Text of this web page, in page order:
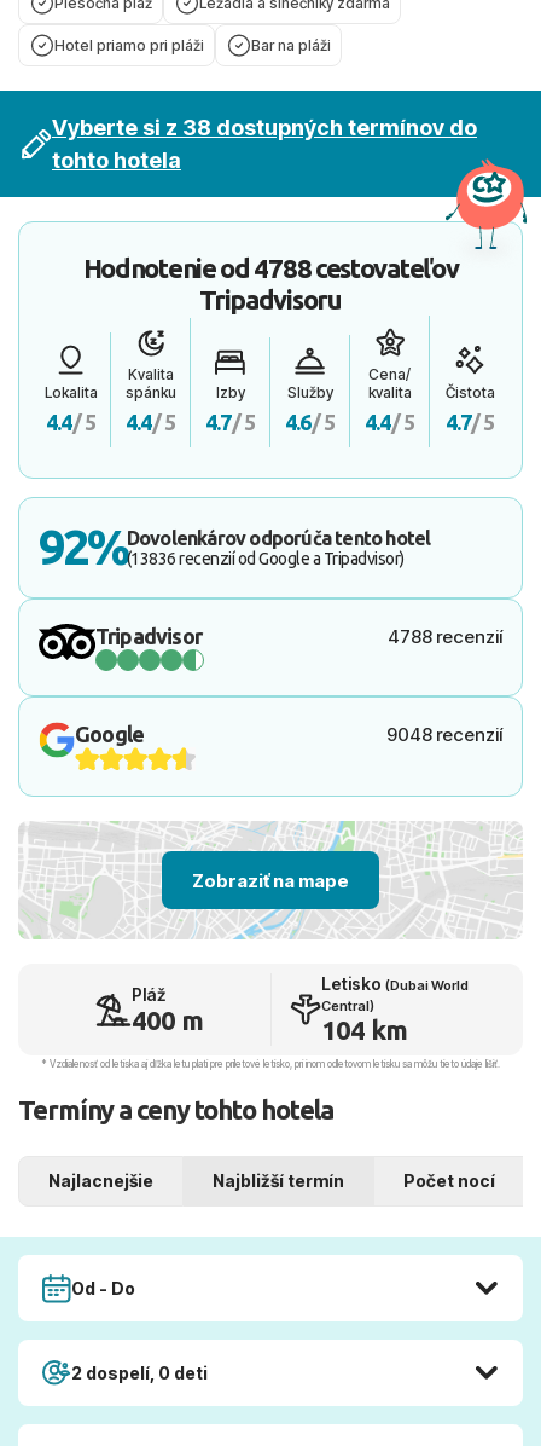
Hotel priamo pri pláži Bar na pláži
Vyberte si z 38 dostupných termínov do
tohto hotela
Hodnotenie od 4788 cestovateľov
Tripadvisoru
Lokalita
4.4/ 5
Kvalita
spánku
4.4/ 5
Izby
4.7/ 5
Služby
4.6/ 5
Cena/
kvalita
4.4/ 5
Čistota
4.7/ 5
92%Dovolenkárov odporúča tento hotel
(13836 recenzií od Google a Tripadvisor)
Tripadvisor 4788 recenzií
Google 9048 recenzií
Zobraziť na mape
Pláž
400 m
Letisko (Dubai World
Central)
104 km
* Vzdialenosť od letiska aj dľžka letu platí pre príletové letisko, pri inom odletovom letisku sa môžu tieto údaje líšiť.
Termíny a ceny tohto hotela
Najlacnejšie Najbližší termín Počet nocí
Od - Do
2 dospelí, 0 deti